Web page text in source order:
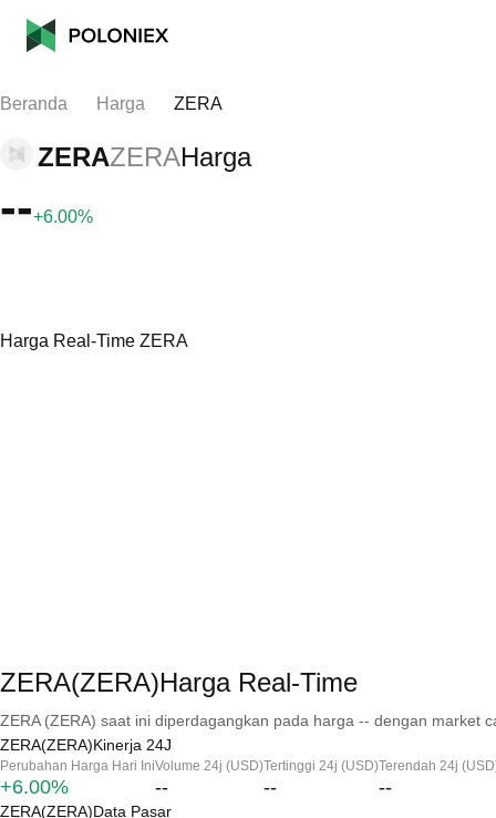
Beranda Harga ZERA
ZERAZERAHarga
--+6.00%
Harga Real-Time ZERA
ZERA(ZERA)Harga Real-Time
ZERA (ZERA) saat ini diperdagangkan pada harga -- dengan market
ZERA(ZERA)Kinerja 24J
Perubahan Harga Hari Ini
+6.00%
Volume 24j (USD)
--
Tertinggi 24j (USD)
--
Terendah 24j
--
ZERA(ZERA)Data Pasar